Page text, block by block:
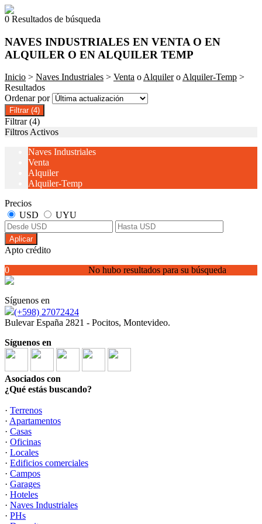
0 Resultados de búsqueda
NAVES INDUSTRIALES EN VENTA O EN
ALQUILER O EN ALQUILER TEMP
Inicio > Naves Industriales > Venta oAlquileroAlquiler-Temp >
Resultados
Ordenar por
Filtrar (4)
Filtrar (4)
Filtros Activos
Naves Industriales
Venta
Alquiler
Alquiler-Temp
Precios
USD
UYU
Aplicar
Apto crédito
No hubo resultados para su búsqueda
0
Síguenos en
(+598) 27072424
Bulevar España 2821 - Pocitos, Montevideo.
Síguenos en
Asociados con
¿Qué estás buscando?
· Terrenos
· Apartamentos
· Casas
· Oficinas
· Locales
· Edificios comerciales
· Campos
· Garages
· Hoteles
· Naves Industriales
· PHs